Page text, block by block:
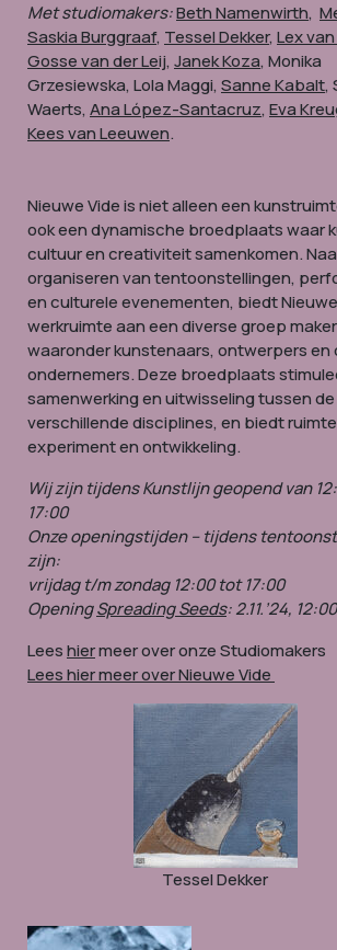
Met studiomakers:Beth Namenwirth,
Saskia Burggraaf, Tessel Dekker, Lex
Gosse van der Leij, Janek Koza, Monika
Grzesiewska, Lola Maggi, Sanne Kabalt,
Waerts, Ana López-Santacruz, Eva
Kees van Leeuwen.
Nieuwe Vide is niet alleen een
ook een dynamische broedplaats waar
cultuur en creativiteit samenkomen.
organiseren van tentoonstellingen,
en culturele evenementen, biedt
werkruimte aan een diverse groep
waaronder kunstenaars, ontwerpers en
ondernemers. Deze broedplaats
samenwerking en uitwisseling tussen de
verschillende disciplines, en biedt
experiment en ontwikkeling.
Wij zijn tijdens Kunstlijn geopend van
17:00
Onze openingstijden – tijdens
zijn:
vrijdag t/m zondag 12:00 tot 17:00
OpeningSpreading Seeds:2.11.’24,
Leeshiermeer over onze Studiomakers
Lees hier meer over Nieuwe Vide
Tessel Dekker